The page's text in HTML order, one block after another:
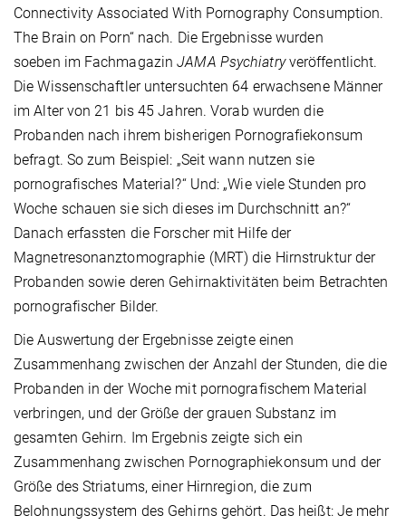
Connectivity Associated With Pornography Consumption.
The Brain on Porn“ nach. Die Ergebnisse wurden
soeben im FachmagazinJAMA Psychiatryveröffentlicht.
Die Wissenschaftler untersuchten 64 erwachsene Männer
im Alter von 21 bis 45 Jahren. Vorab wurden die
Probanden nach ihrem bisherigen Pornografiekonsum
befragt. So zum Beispiel: „Seit wann nutzen sie
pornografisches Material?“ Und: „Wie viele Stunden pro
Woche schauen sie sich dieses im Durchschnitt an?“
Danach erfassten die Forscher mit Hilfe der
Magnetresonanztomographie (MRT) die Hirnstruktur der
Probanden sowie deren Gehirnaktivitäten beim Betrachten
pornografischer Bilder.
Die Auswertung der Ergebnisse zeigte einen
Zusammenhang zwischen der Anzahl der Stunden, die die
Probanden in der Woche mit pornografischem Material
verbringen, und der Größe der grauen Substanz im
gesamten Gehirn. Im Ergebnis zeigte sich ein
Zusammenhang zwischen Pornographiekonsum und der
Größe des Striatums, einer Hirnregion, die zum
Belohnungssystem des Gehirns gehört. Das heißt: Je mehr